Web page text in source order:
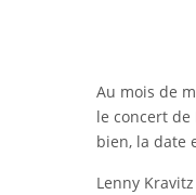
Au mois de
le concert de
bien, la date
Lenny